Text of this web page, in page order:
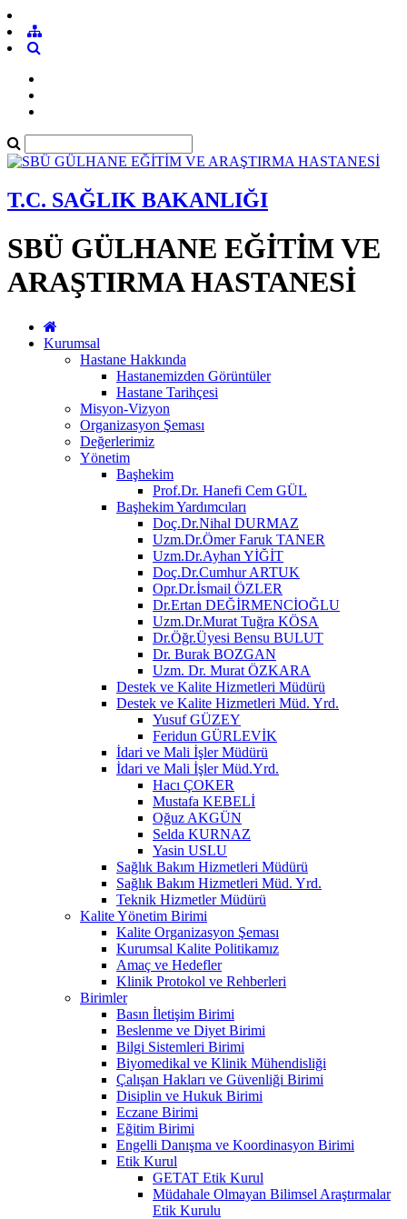
T.C. SAĞLIK BAKANLIĞI
SBÜ GÜLHANE EĞİTİM VE
ARAŞTIRMA HASTANESİ
Kurumsal
Hastane Hakkında
Hastanemizden Görüntüler
Hastane Tarihçesi
Misyon-Vizyon
Organizasyon Şeması
Değerlerimiz
Yönetim
Başhekim
Prof.Dr. Hanefi Cem GÜL
Başhekim Yardımcıları
Doç.Dr.Nihal DURMAZ
Uzm.Dr.Ömer Faruk TANER
Uzm.Dr.Ayhan YİĞİT
Doç.Dr.Cumhur ARTUK
Opr.Dr.İsmail ÖZLER
Dr.Ertan DEĞİRMENCİOĞLU
Uzm.Dr.Murat Tuğra KÖSA
Dr.Öğr.Üyesi Bensu BULUT
Dr. Burak BOZGAN
Uzm. Dr. Murat ÖZKARA
Destek ve Kalite Hizmetleri Müdürü
Destek ve Kalite Hizmetleri Müd. Yrd.
Yusuf GÜZEY
Feridun GÜRLEVİK
İdari ve Mali İşler Müdürü
İdari ve Mali İşler Müd.Yrd.
Hacı ÇOKER
Mustafa KEBELİ
Oğuz AKGÜN
Selda KURNAZ
Yasin USLU
Sağlık Bakım Hizmetleri Müdürü
Sağlık Bakım Hizmetleri Müd. Yrd.
Teknik Hizmetler Müdürü
Kalite Yönetim Birimi
Kalite Organizasyon Şeması
Kurumsal Kalite Politikamız
Amaç ve Hedefler
Klinik Protokol ve Rehberleri
Birimler
Basın İletişim Birimi
Beslenme ve Diyet Birimi
Bilgi Sistemleri Birimi
Biyomedikal ve Klinik Mühendisliği
Çalışan Hakları ve Güvenliği Birimi
Disiplin ve Hukuk Birimi
Eczane Birimi
Eğitim Birimi
Engelli Danışma ve Koordinasyon Birimi
Etik Kurul
GETAT Etik Kurul
Müdahale Olmayan Bilimsel Araştırmalar
Etik Kurulu